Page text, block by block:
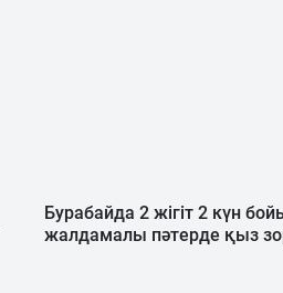
Бурабайда 2 жігіт 2 күн
жалдамалы пәтерде қыз